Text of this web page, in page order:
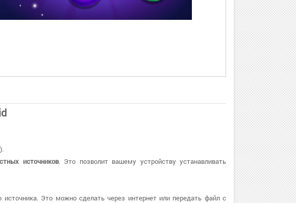
источников. Это позволит вашему устройству устанавливать
Это можно сделать через интернет или передать файл с